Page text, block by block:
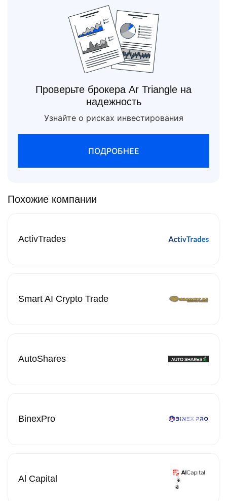
Проверьте брокера Ar Triangle на
надежность
Узнайте о рисках инвестирования
ПОДРОБНЕЕ
Похожие компании
ActivTrades
Smart AI Crypto Trade
AutoShares
BinexPro
Al Capital